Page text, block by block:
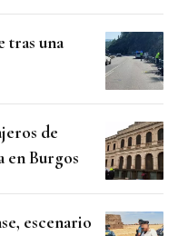
tras una
de
en Burgos
escenario